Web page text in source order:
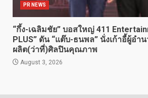
PR NEWS
“กึ้ง-เฉลิมชัย” บอสใหญ่ 411
PLUS” ดัน “แต๊บ-ธนพล” นั่งเก้าอี้ผู้อำน
ผลิต(ว่าที่)ศิลปินคุณภาพ
August 3, 2026